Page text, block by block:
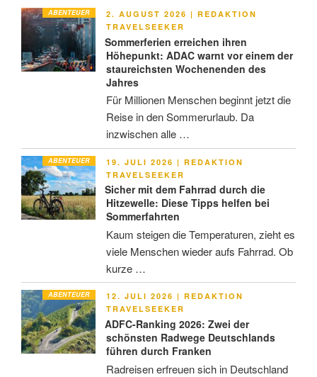
ABENTEUER
VERÖFFENTLICHT
AM
2. AUGUST 2026 | REDAKTION
TRAVELSEEKER
Sommerferien erreichen ihren
Höhepunkt: ADAC warnt vor einem der
staureichsten Wochenenden des
Jahres
Für Millionen Menschen beginnt jetzt die
Reise in den Sommerurlaub. Da
inzwischen alle …
ABENTEUER
VERÖFFENTLICHT
AM
19. JULI 2026 | REDAKTION
TRAVELSEEKER
Sicher mit dem Fahrrad durch die
Hitzewelle: Diese Tipps helfen bei
Sommerfahrten
Kaum steigen die Temperaturen, zieht es
viele Menschen wieder aufs Fahrrad. Ob
kurze …
ABENTEUER
VERÖFFENTLICHT
AM
12. JULI 2026 | REDAKTION
TRAVELSEEKER
ADFC-Ranking 2026: Zwei der
schönsten Radwege Deutschlands
führen durch Franken
Radreisen erfreuen sich in Deutschland